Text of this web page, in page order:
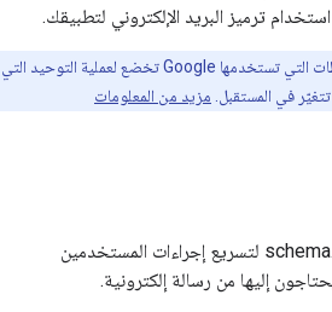
ترميز البريد الإلكتروني لتطبيقك.
لا تزال بعض المخططات التي تستخدمها Google تخضع لعملية التوحيد التي
تتغيّر في المستقبل. مزيد من المعلومات
يستخدم Gmail ترميز schema.org لتسريع إجراءات المستخدمين
إليها من رسالة إلكترونية.